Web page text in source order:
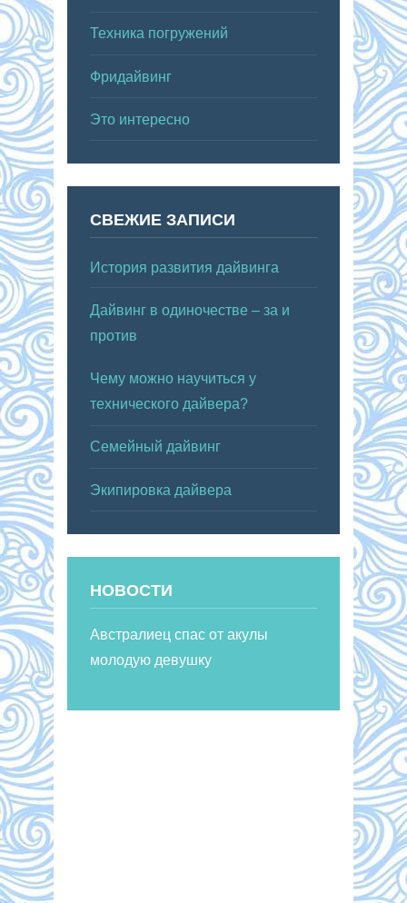
Техника погружений
Фридайвинг
Это интересно
СВЕЖИЕ ЗАПИСИ
История развития дайвинга
Дайвинг в одиночестве – за и
против
Чему можно научиться у
технического дайвера?
Семейный дайвинг
Экипировка дайвера
НОВОСТИ
Австралиец спас от акулы
молодую девушку